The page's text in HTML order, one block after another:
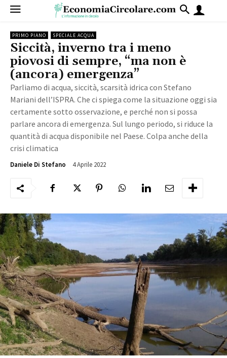
PRIMO PIANO SPECIALE ACQUA
Siccità, inverno tra i meno
piovosi di sempre, “ma non è
(ancora) emergenza”
Parliamo di acqua, siccità, scarsità idrica con Stefano
Mariani dell’ISPRA. Che ci spiega come la situazione oggi sia
certamente sotto osservazione, e perché non si possa
parlare ancora di emergenza. Sul lungo periodo, si riduce la
quantità di acqua disponibile nel Paese. Colpa anche della
crisi climatica
Daniele Di Stefano 4 Aprile 2022